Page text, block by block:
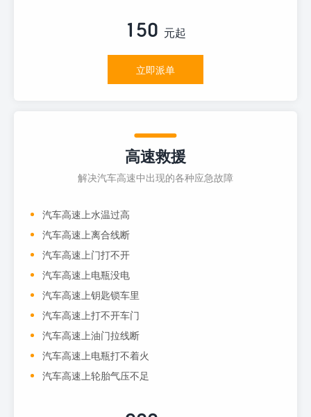
150 元起
立即派单
高速救援
解决汽车高速中出现的各种应急故障
汽车高速上水温过高
汽车高速上离合线断
汽车高速上门打不开
汽车高速上电瓶没电
汽车高速上钥匙锁车里
汽车高速上打不开车门
汽车高速上油门拉线断
汽车高速上电瓶打不着火
汽车高速上轮胎气压不足